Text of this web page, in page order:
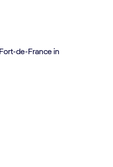
de-France in